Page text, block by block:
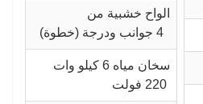
الواح خشبية من
سخان مياه 6 كيلو وات